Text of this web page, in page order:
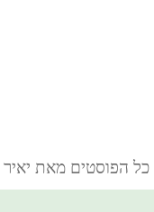
כל הפוסטים מאת יאיר yair דיקמן dickmann‏